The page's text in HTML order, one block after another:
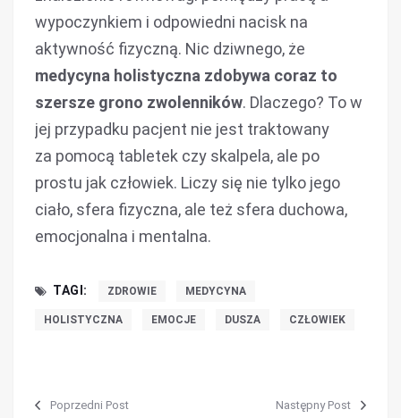
wypoczynkiem i odpowiedni nacisk na
aktywność fizyczną. Nic dziwnego, że
medycyna holistyczna zdobywa coraz to
szersze grono zwolenników. Dlaczego? To w
jej przypadku pacjent nie jest traktowany
za pomocą tabletek czy skalpela, ale po
prostu jak człowiek. Liczy się nie tylko jego
ciało, sfera fizyczna, ale też sfera duchowa,
emocjonalna i mentalna.
TAGI: ZDROWIE MEDYCYNA
HOLISTYCZNA EMOCJE DUSZA CZŁOWIEK
Poprzedni Post Następny Post